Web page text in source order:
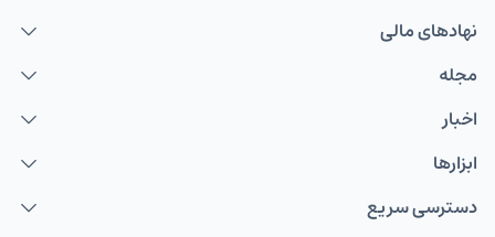
نهاد‌های مالی
مجله
اخبار
ابزارها
دسترسی سریع